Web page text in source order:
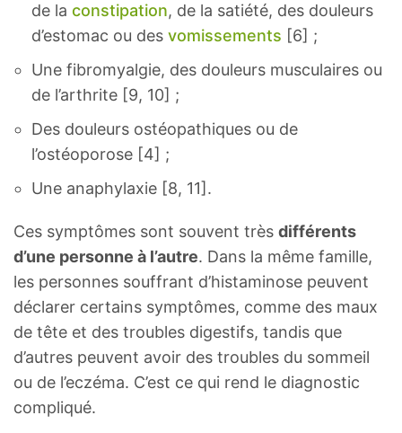
de la constipation, de la satiété, des douleurs
d’estomac ou des vomissements [6] ;
Une fibromyalgie, des douleurs musculaires ou
de l’arthrite [9, 10] ;
Des douleurs ostéopathiques ou de
l’ostéoporose [4] ;
Une anaphylaxie [8, 11].
Ces symptômes sont souvent très différents
d’une personne à l’autre. Dans la même famille,
les personnes souffrant d’histaminose peuvent
déclarer certains symptômes, comme des maux
de tête et des troubles digestifs, tandis que
d’autres peuvent avoir des troubles du sommeil
ou de l’eczéma. C’est ce qui rend le diagnostic
compliqué.